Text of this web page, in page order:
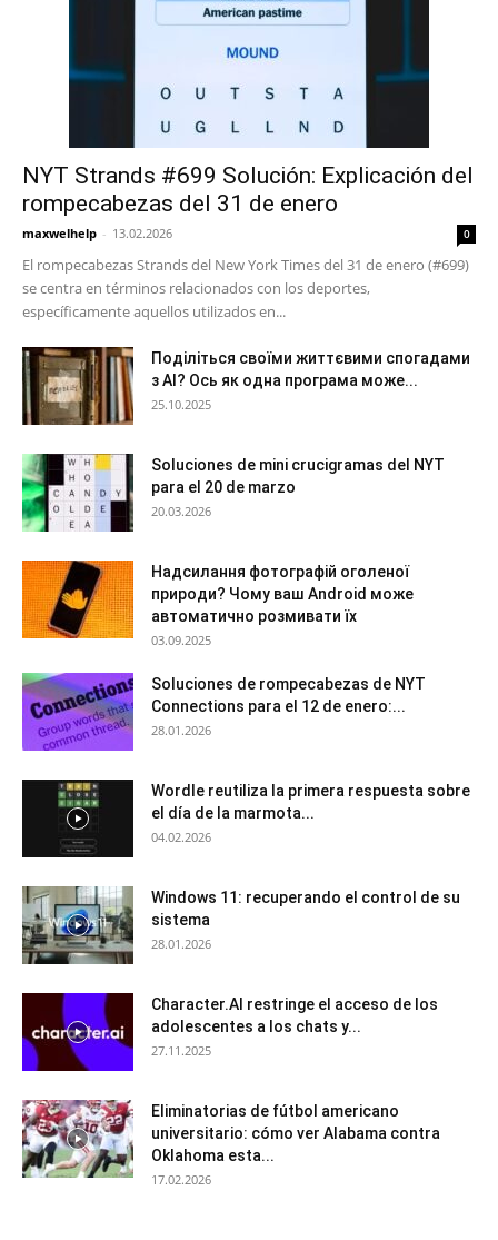
NYT Strands #699 Solución: Explicación del
rompecabezas del 31 de enero
maxwelhelp - 13.02.2026 0
El rompecabezas Strands del New York Times del 31 de enero (#699)
se centra en términos relacionados con los deportes,
específicamente aquellos utilizados en...
Поділіться своїми життєвими спогадами
з AI? Ось як одна програма може...
25.10.2025
Soluciones de mini crucigramas del NYT
para el 20 de marzo
20.03.2026
Надсилання фотографій оголеної
природи? Чому ваш Android може
автоматично розмивати їх
03.09.2025
Soluciones de rompecabezas de NYT
Connections para el 12 de enero:...
28.01.2026
Wordle reutiliza la primera respuesta sobre
el día de la marmota...
04.02.2026
Windows 11: recuperando el control de su
sistema
28.01.2026
Character.AI restringe el acceso de los
adolescentes a los chats y...
27.11.2025
Eliminatorias de fútbol americano
universitario: cómo ver Alabama contra
Oklahoma esta...
17.02.2026